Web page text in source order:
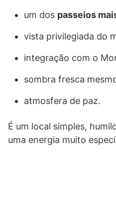
um dos passeios
vista privilegiada do
integração com o
sombra fresca
atmosfera de paz.
É um local simples,
uma energia muito